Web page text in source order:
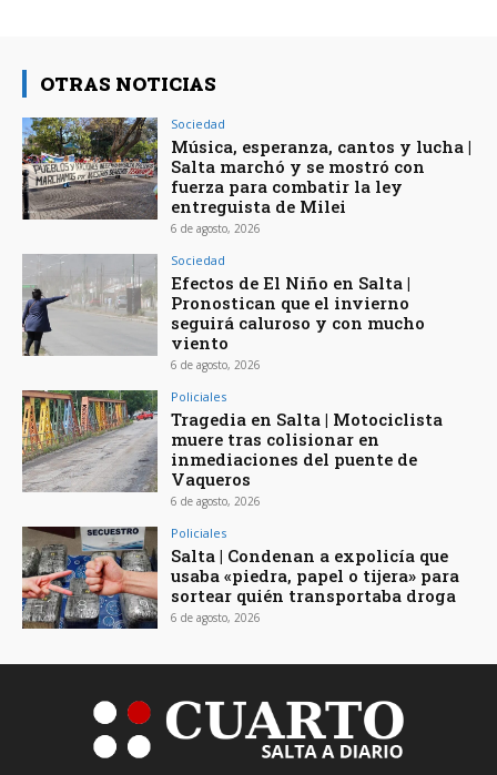
OTRAS NOTICIAS
Sociedad
Música, esperanza, cantos y lucha |
Salta marchó y se mostró con
fuerza para combatir la ley
entreguista de Milei
6 de agosto, 2026
Sociedad
Efectos de El Niño en Salta |
Pronostican que el invierno
seguirá caluroso y con mucho
viento
6 de agosto, 2026
Policiales
Tragedia en Salta | Motociclista
muere tras colisionar en
inmediaciones del puente de
Vaqueros
6 de agosto, 2026
Policiales
Salta | Condenan a expolicía que
usaba «piedra, papel o tijera» para
sortear quién transportaba droga
6 de agosto, 2026